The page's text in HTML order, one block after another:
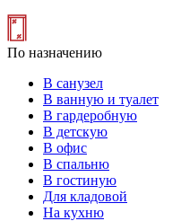
По назначению
В санузел
В ванную и туалет
В гардеробную
В детскую
В офис
В спальню
В гостиную
Для кладовой
На кухню